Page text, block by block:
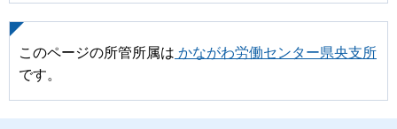
このページの所管所属は かながわ労働センター県央支所
です。